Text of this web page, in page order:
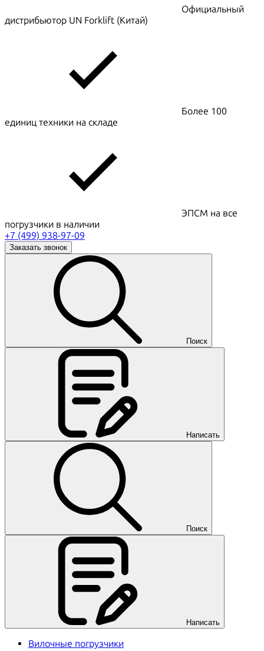
Официальный
дистрибьютор UN Forklift (Китай)
Более 100
единиц техники на складе
ЭПСМ на все
погрузчики в наличии
+7 (499) 938-97-09
Заказать звонок
Поиск
Написать
Поиск
Написать
Вилочные погрузчики